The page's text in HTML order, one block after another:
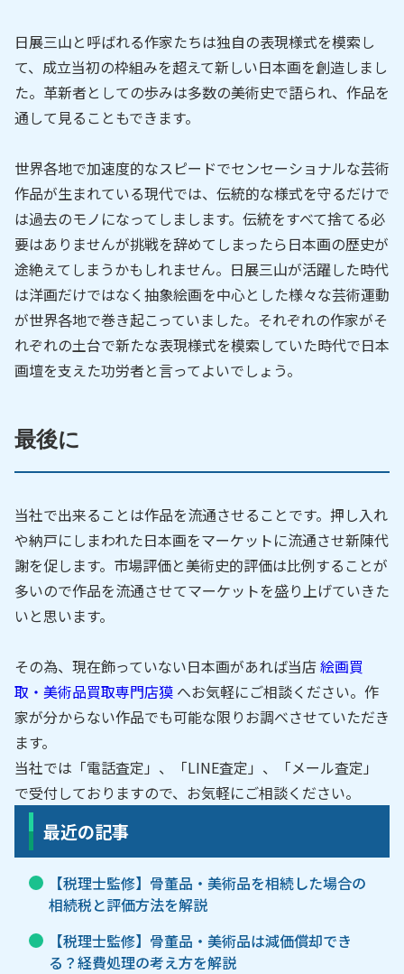
最近の記事
【税理士監修】骨董品・美術品を相続した場合の
相続税と評価方法を解説
【税理士監修】骨董品・美術品は減価償却でき
る？経費処理の考え方を解説
日展三山と呼ばれる作家たちは独自の表現様式を模索し
て、成立当初の枠組みを超えて新しい日本画を創造しまし
た。革新者としての歩みは多数の美術史で語られ、作品を
通して見ることもできます。
世界各地で加速度的なスピードでセンセーショナルな芸術
作品が生まれている現代では、伝統的な様式を守るだけで
は過去のモノになってしまします。伝統をすべて捨てる必
要はありませんが挑戦を辞めてしまったら日本画の歴史が
途絶えてしまうかもしれません。日展三山が活躍した時代
は洋画だけではなく抽象絵画を中心とした様々な芸術運動
が世界各地で巻き起こっていました。それぞれの作家がそ
れぞれの土台で新たな表現様式を模索していた時代で日本
画壇を支えた功労者と言ってよいでしょう。
最後に
当社で出来ることは作品を流通させることです。押し入れ
や納戸にしまわれた日本画をマーケットに流通させ新陳代
謝を促します。市場評価と美術史的評価は比例することが
多いので作品を流通させてマーケットを盛り上げていきた
いと思います。
その為、現在飾っていない日本画があれば当店 絵画買
取・美術品買取専門店獏 へお気軽にご相談ください。作
家が分からない作品でも可能な限りお調べさせていただき
ます。
当社では「電話査定」、「LINE査定」、「メール査定」
で受付しておりますので、お気軽にご相談ください。